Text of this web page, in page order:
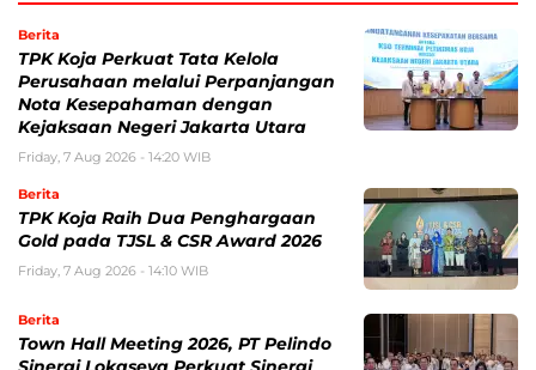
Berita
TPK Koja Perkuat Tata Kelola
Perusahaan melalui Perpanjangan
Nota Kesepahaman dengan
Kejaksaan Negeri Jakarta Utara
Friday, 7 Aug 2026 - 14:20 WIB
Berita
TPK Koja Raih Dua Penghargaan
Gold pada TJSL & CSR Award 2026
Friday, 7 Aug 2026 - 14:10 WIB
Berita
Town Hall Meeting 2026, PT Pelindo